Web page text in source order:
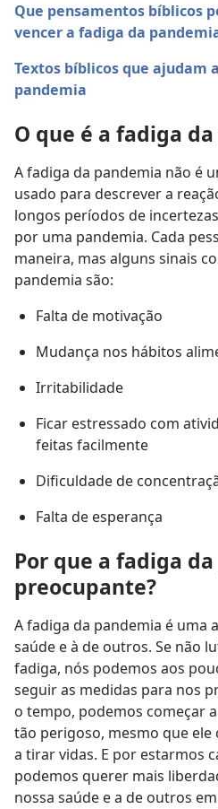
Que pensamentos bíblicos
vencer a fadiga da
Textos bíblicos que ajudam
pandemia
O que é a fadiga
A fadiga da pandemia não é
usado para descrever a
longos períodos de
por uma pandemia. Cada
maneira, mas alguns sinais
pandemia são:
Falta de motivação
Mudança nos hábitos
Irritabilidade
Ficar estressado com
feitas facilmente
Dificuldade de
Falta de esperança
Por que a fadiga
preocupante?
A fadiga da pandemia é uma
saúde e à de outros. Se não
fadiga, nós podemos aos
seguir as medidas para nos
o tempo, podemos começar
tão perigoso, mesmo que ele
a tirar vidas. E por estarmos
podemos querer mais
nossa saúde e a de outros